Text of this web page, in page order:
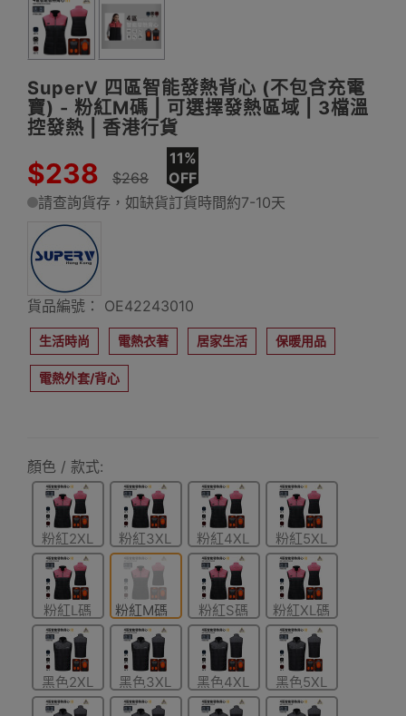
SuperV 四區智能發熱背心 (不包含充電
寶) - 粉紅M碼 | 可選擇發熱區域 | 3檔溫
控發熱 | 香港行貨
$238 $268
11%
OFF
請查詢貨存，如缺貨訂貨時間約7-10天
貨品編號： OE42243010
生活時尚 電熱衣著 居家生活 保暖用品
電熱外套/背心
顏色 / 款式:
粉紅2XL
碼
粉紅3XL
碼
粉紅4XL
碼
粉紅5XL
碼
粉紅L碼 粉紅M碼 粉紅S碼 粉紅XL碼
黑色2XL
碼
黑色3XL
碼
黑色4XL
碼
黑色5XL
碼